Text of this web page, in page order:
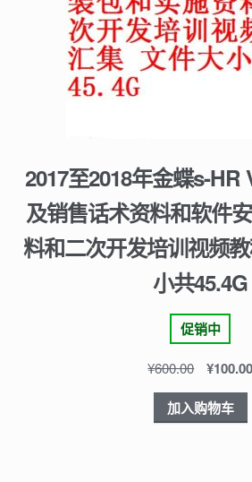
2017至2018年金蝶s-HR
及销售话术资料和软件
料和二次开发培训视频
小共45.4G
促销中
¥600.00 ¥100.00
加入购物车